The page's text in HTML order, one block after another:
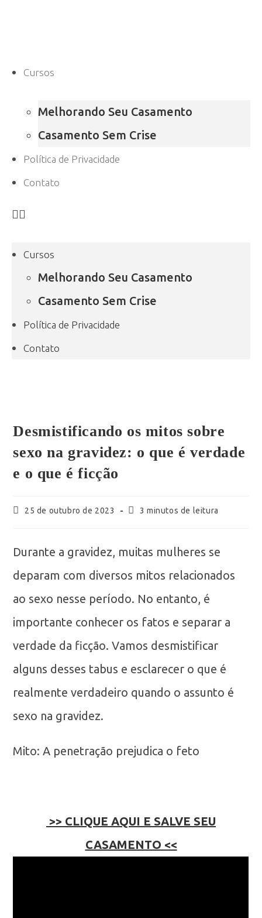
Cursos
Melhorando Seu Casamento
Casamento Sem Crise
Política de Privacidade
Contato
Cursos
Melhorando Seu Casamento
Casamento Sem Crise
Política de Privacidade
Contato
Desmistificando os mitos sobre
sexo na gravidez: o que é verdade
e o que é ficção
25 de outubro de 2023 3 minutos de leitura
Durante a gravidez, muitas mulheres se
deparam com diversos mitos relacionados
ao sexo nesse período. No entanto, é
importante conhecer os fatos e separar a
verdade da ficção. Vamos desmistificar
alguns desses tabus e esclarecer o que é
realmente verdadeiro quando o assunto é
sexo na gravidez.
Mito: A penetração prejudica o feto
>> CLIQUE AQUI E SALVE SEU
CASAMENTO <<